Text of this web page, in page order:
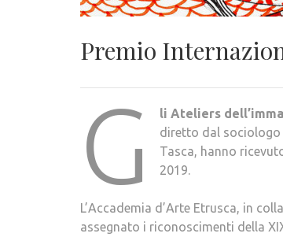
Premio
G li Ateliers
diretto dal sociologo
Tasca, hanno
2019.
L’Accademia d’Arte Etrusca, in
assegnato i riconoscimenti della